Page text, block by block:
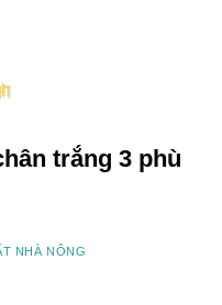
trắng 3 phù
NHÀ NÔNG